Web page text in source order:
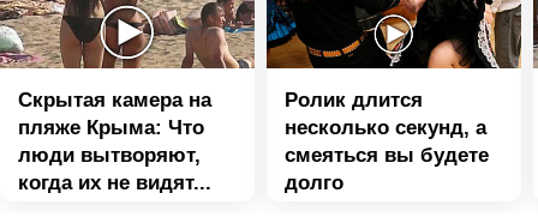
Скрытая камера на
пляже Крыма: Что
люди вытворяют,
когда их не видят...
Ролик длится
несколько секунд, а
смеяться вы будете
долго